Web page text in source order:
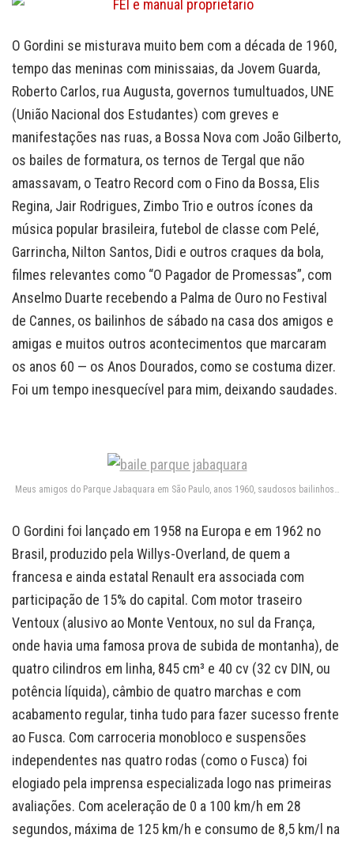
O Gordini se misturava muito bem com a década de 1960,
tempo das meninas com minissaias, da Jovem Guarda,
Roberto Carlos, rua Augusta, governos tumultuados, UNE
(União Nacional dos Estudantes) com greves e
manifestações nas ruas, a Bossa Nova com João Gilberto,
os bailes de formatura, os ternos de Tergal que não
amassavam, o Teatro Record com o Fino da Bossa, Elis
Regina, Jair Rodrigues, Zimbo Trio e outros ícones da
música popular brasileira, futebol de classe com Pelé,
Garrincha, Nilton Santos, Didi e outros craques da bola,
filmes relevantes como “O Pagador de Promessas”, com
Anselmo Duarte recebendo a Palma de Ouro no Festival
de Cannes, os bailinhos de sábado na casa dos amigos e
amigas e muitos outros acontecimentos que marcaram
os anos 60 — os Anos Dourados, como se costuma dizer.
Foi um tempo inesquecível para mim, deixando saudades.
Meus amigos do Parque Jabaquara em São Paulo, anos 1960, saudosos bailinhos…
O Gordini foi lançado em 1958 na Europa e em 1962 no
Brasil, produzido pela Willys-Overland, de quem a
francesa e ainda estatal Renault era associada com
participação de 15% do capital. Com motor traseiro
Ventoux (alusivo ao Monte Ventoux, no sul da França,
onde havia uma famosa prova de subida de montanha), de
quatro cilindros em linha, 845 cm³ e 40 cv (32 cv DIN, ou
potência líquida), câmbio de quatro marchas e com
acabamento regular, tinha tudo para fazer sucesso frente
ao Fusca. Com carroceria monobloco e suspensões
independentes nas quatro rodas (como o Fusca) foi
elogiado pela imprensa especializada logo nas primeiras
avaliações. Com aceleração de 0 a 100 km/h em 28
segundos, máxima de 125 km/h e consumo de 8,5 km/l na